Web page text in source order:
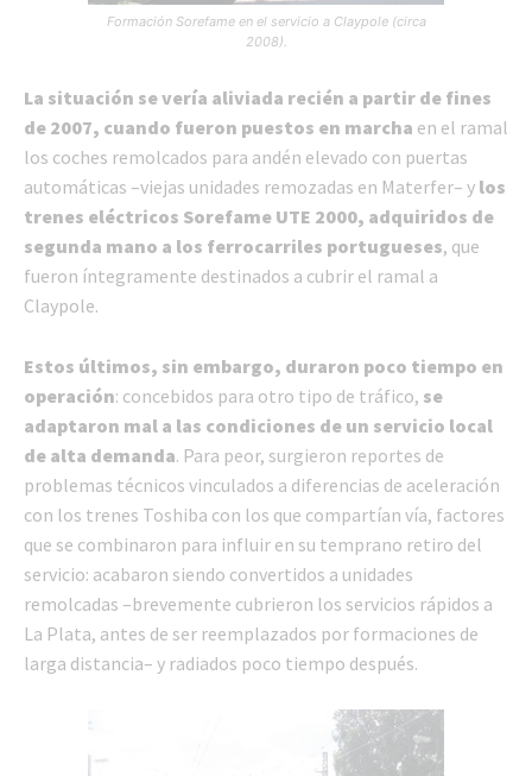
Formación Sorefame en el servicio a Claypole (circa
2008).
La situación se vería aliviada recién a partir de fines
de 2007, cuando fueron puestos en marcha en el ramal
los coches remolcados para andén elevado con puertas
automáticas –viejas unidades remozadas en Materfer– y los
trenes eléctricos Sorefame UTE 2000, adquiridos de
segunda mano a los ferrocarriles portugueses, que
fueron íntegramente destinados a cubrir el ramal a
Claypole.
Estos últimos, sin embargo, duraron poco tiempo en
operación: concebidos para otro tipo de tráfico, se
adaptaron mal a las condiciones de un servicio local
de alta demanda. Para peor, surgieron reportes de
problemas técnicos vinculados a diferencias de aceleración
con los trenes Toshiba con los que compartían vía, factores
que se combinaron para influir en su temprano retiro del
servicio: acabaron siendo convertidos a unidades
remolcadas –brevemente cubrieron los servicios rápidos a
La Plata, antes de ser reemplazados por formaciones de
larga distancia– y radiados poco tiempo después.